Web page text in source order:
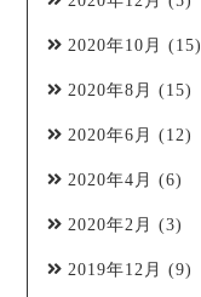
2020年10月 (15)
2020年8月 (15)
2020年6月 (12)
2020年4月 (6)
2020年2月 (3)
2019年12月 (9)